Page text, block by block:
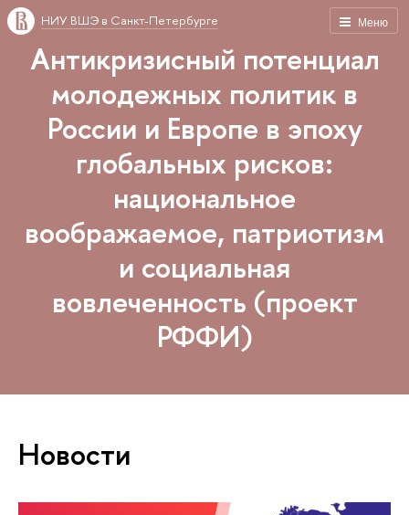
Меню
НИУ ВШЭ в Санкт-Петербурге
Антикризисный потенциал
молодежных политик в
России и Европе в эпоху
глобальных рисков:
национальное
воображаемое, патриотизм
и социальная
вовлеченность (проект
РФФИ)
Новости